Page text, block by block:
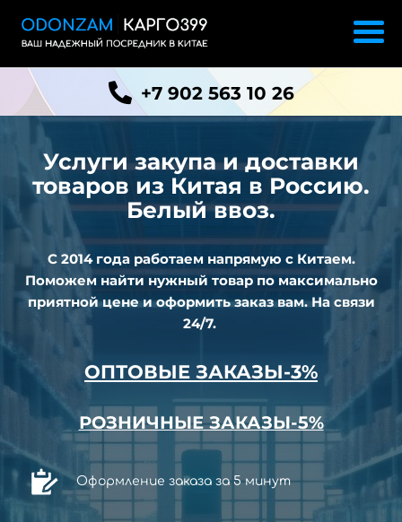
+7 902 563 10 26
Услуги закупа и доставки
товаров из Китая в Россию.
Белый ввоз.
С 2014 года работаем напрямую с Китаем.
Поможем найти нужный товар по максимально
приятной цене и оформить заказ вам. На связи
24/7.
ОПТОВЫЕ ЗАКАЗЫ-3%
РОЗНИЧНЫЕ ЗАКАЗЫ-5%
Оформление заказа за 5 минут